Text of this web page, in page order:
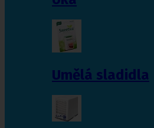
Umělá sladidla